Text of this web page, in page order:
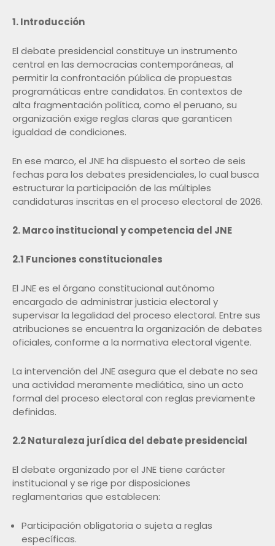
1. Introducción
El debate presidencial constituye un instrumento
central en las democracias contemporáneas, al
permitir la confrontación pública de propuestas
programáticas entre candidatos. En contextos de
alta fragmentación política, como el peruano, su
organización exige reglas claras que garanticen
igualdad de condiciones.
En ese marco, el JNE ha dispuesto el sorteo de seis
fechas para los debates presidenciales, lo cual busca
estructurar la participación de las múltiples
candidaturas inscritas en el proceso electoral de 2026.
2. Marco institucional y competencia del JNE
2.1 Funciones constitucionales
El JNE es el órgano constitucional autónomo
encargado de administrar justicia electoral y
supervisar la legalidad del proceso electoral. Entre sus
atribuciones se encuentra la organización de debates
oficiales, conforme a la normativa electoral vigente.
La intervención del JNE asegura que el debate no sea
una actividad meramente mediática, sino un acto
formal del proceso electoral con reglas previamente
definidas.
2.2 Naturaleza jurídica del debate presidencial
El debate organizado por el JNE tiene carácter
institucional y se rige por disposiciones
reglamentarias que establecen:
Participación obligatoria o sujeta a reglas
específicas.